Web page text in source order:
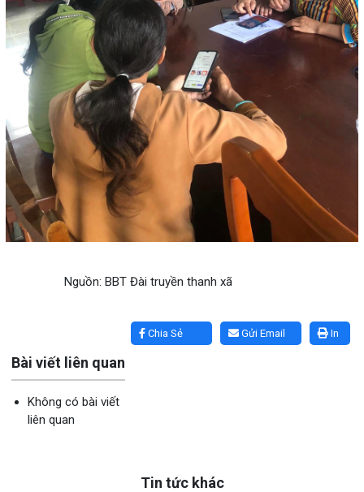
Nguồn: BBT Đài truyền thanh xã
In
Gửi Email
Chia Sẻ
Bài viết liên quan
Không có bài viết
liên quan
Tin tức khác